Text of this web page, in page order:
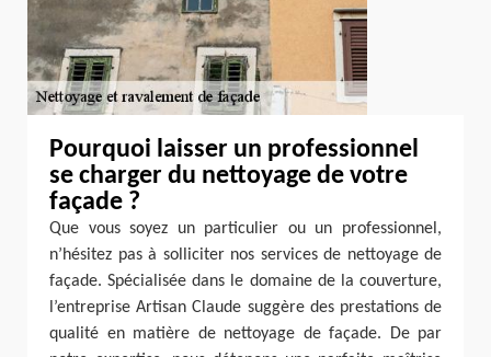
Pourquoi laisser un professionnel
se charger du nettoyage de votre
façade ?
Que vous soyez un particulier ou un professionnel,
n’hésitez pas à solliciter nos services de nettoyage de
façade. Spécialisée dans le domaine de la couverture,
l’entreprise Artisan Claude suggère des prestations de
qualité en matière de nettoyage de façade. De par